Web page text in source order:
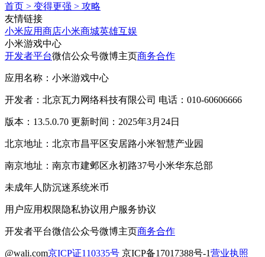
首页 > 变得更强 > 攻略
友情链接
小米应用商店小米商城英雄互娱
小米游戏中心
开发者平台微信公众号微博主页商务合作
应用名称：小米游戏中心
开发者：北京瓦力网络科技有限公司 电话：010-60606666
版本：13.5.0.70 更新时间：2025年3月24日
北京地址：北京市昌平区安居路小米智慧产业园
南京地址：南京市建邺区永初路37号小米华东总部
未成年人防沉迷系统米币
用户应用权限隐私协议用户服务协议
开发者平台微信公众号微博主页商务合作
@wali.com京ICP证110335号 京ICP备17017388号-1营业执照